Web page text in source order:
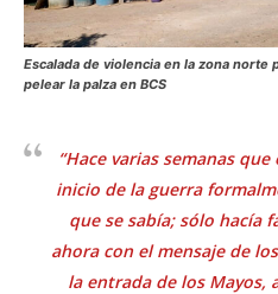
Escalada de violencia en la zona norte
pelear la palza en BCS
“Hace varias semanas
inicio de la guerra
que se sabía; sólo hacía
ahora con el mensaje de
la entrada de los Mayos,